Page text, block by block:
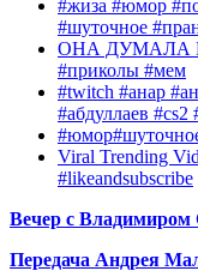
#жиза #юмор
#шуточное
ОНА ДУМАЛА
#приколы #мем
#twitch #анар
#абдуллаев #cs2
Viral Trending
#likeandsubscribe
Вечер с
Передача Андрея